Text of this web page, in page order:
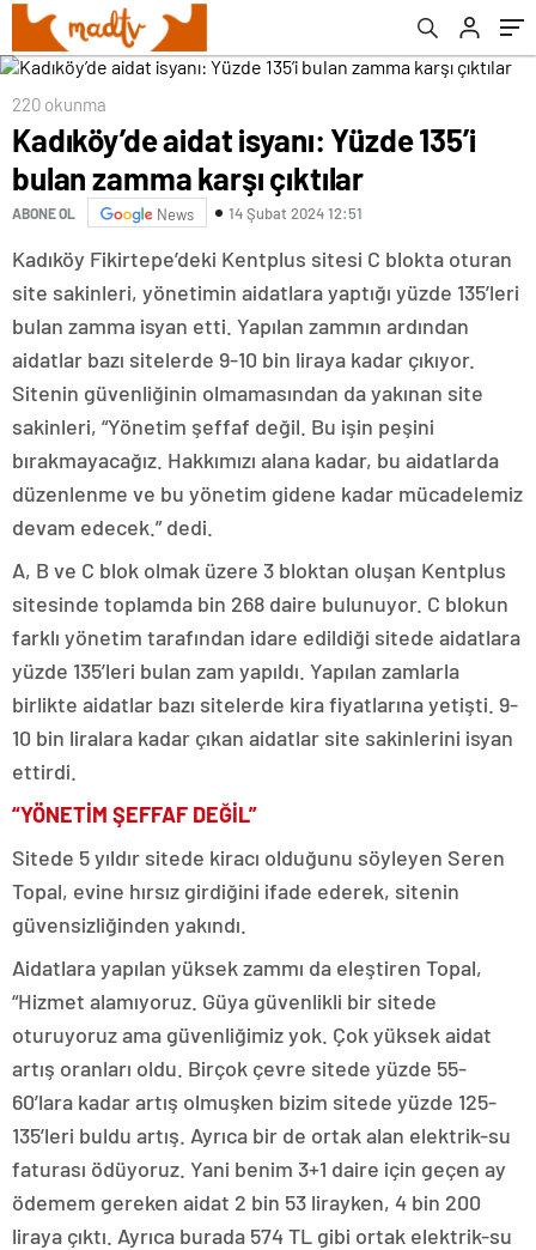
220 okunma
Kadıköy’de aidat isyanı: Yüzde 135’i
bulan zamma karşı çıktılar
ABONE OL News 14 Şubat 2024 12:51
Kadıköy Fikirtepe’deki Kentplus sitesi C blokta oturan
site sakinleri, yönetimin aidatlara yaptığı yüzde 135’leri
bulan zamma isyan etti. Yapılan zammın ardından
aidatlar bazı sitelerde 9-10 bin liraya kadar çıkıyor.
Sitenin güvenliğinin olmamasından da yakınan site
sakinleri, “Yönetim şeffaf değil. Bu işin peşini
bırakmayacağız. Hakkımızı alana kadar, bu aidatlarda
düzenlenme ve bu yönetim gidene kadar mücadelemiz
devam edecek.” dedi.
A, B ve C blok olmak üzere 3 bloktan oluşan Kentplus
sitesinde toplamda bin 268 daire bulunuyor. C blokun
farklı yönetim tarafından idare edildiği sitede aidatlara
yüzde 135’leri bulan zam yapıldı. Yapılan zamlarla
birlikte aidatlar bazı sitelerde kira fiyatlarına yetişti. 9-
10 bin liralara kadar çıkan aidatlar site sakinlerini isyan
ettirdi.
“YÖNETİM ŞEFFAF DEĞİL”
Sitede 5 yıldır sitede kiracı olduğunu söyleyen Seren
Topal, evine hırsız girdiğini ifade ederek, sitenin
güvensizliğinden yakındı.
Aidatlara yapılan yüksek zammı da eleştiren Topal,
“Hizmet alamıyoruz. Güya güvenlikli bir sitede
oturuyoruz ama güvenliğimiz yok. Çok yüksek aidat
artış oranları oldu. Birçok çevre sitede yüzde 55-
60’lara kadar artış olmuşken bizim sitede yüzde 125-
135’leri buldu artış. Ayrıca bir de ortak alan elektrik-su
faturası ödüyoruz. Yani benim 3+1 daire için geçen ay
ödemem gereken aidat 2 bin 53 lirayken, 4 bin 200
liraya çıktı. Ayrıca burada 574 TL gibi ortak elektrik-su